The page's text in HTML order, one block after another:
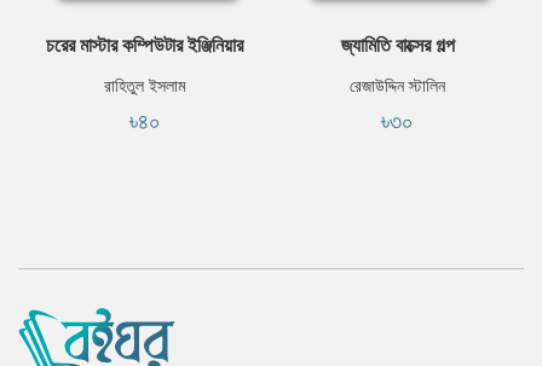
চরের মাস্টার কম্পিউটার ইঞ্জিনিয়ার
রাহিতুল ইসলাম
৳৪০
জ্যামিতি বাক্সের গল্প
রেজাউদ্দিন স্টালিন
৳৩০